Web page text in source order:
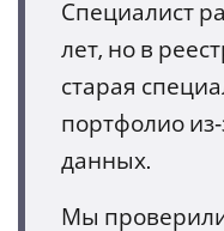
Специалист
лет, но в
старая
портфолио
данных.
Мы